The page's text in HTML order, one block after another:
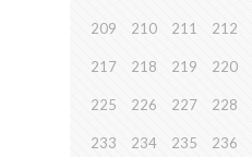
209 210 211 212
217 218 219 220
225 226 227 228
233 234 235 236